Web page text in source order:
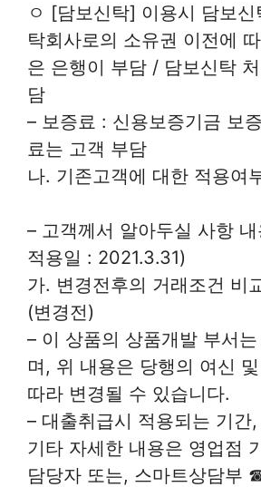
ㅇ [담보신탁] 이용시 담보신
탁회사로의 소유권 이전에
은 은행이 부담 / 담보신탁
담
– 보증료 : 신용보증기금 보
료는 고객 부담
나. 기존고객에 대한 적용여
– 고객께서 알아두실 사항
적용일 : 2021.3.31)
가. 변경전후의 거래조건 비
(변경전)
– 이 상품의 상품개발 부서
며, 위 내용은 당행의 여신
따라 변경될 수 있습니다.
– 대출취급시 적용되는 기간
기타 자세한 내용은 영업점
담당자 또는, 스마트상담부